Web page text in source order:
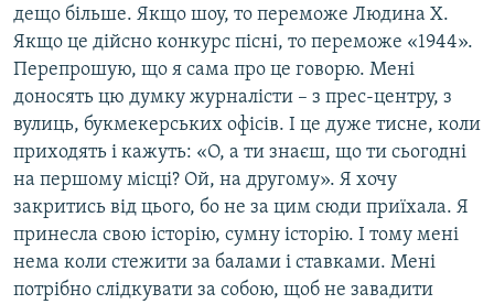
дещо більше. Якщо шоу, то переможе Людина Х.
Якщо це дійсно конкурс пісні, то переможе «1944».
Перепрошую, що я сама про це говорю. Мені
доносять цю думку журналісти – з прес-центру, з
вулиць, букмекерських офісів. І це дуже тисне, коли
приходять і кажуть: «О, а ти знаєш, що ти сьогодні
на першому місці? Ой, на другому». Я хочу
закритись від цього, бо не за цим сюди приїхала. Я
принесла свою історію, сумну історію. І тому мені
нема коли стежити за балами і ставками. Мені
потрібно слідкувати за собою, щоб не завадити